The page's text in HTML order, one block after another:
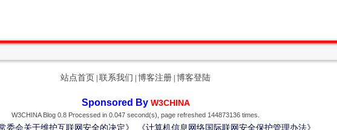
站点首页 联系我们 博客注册 博客登陆
Sponsored By W3CHINA
W3CHINA Blog 0.8 Processed in 0.047 second(s), page refreshed 144873136 times.
委会关于维护互联网安全的决定》 《计算机信息网络国际联网安全保护管理办法》